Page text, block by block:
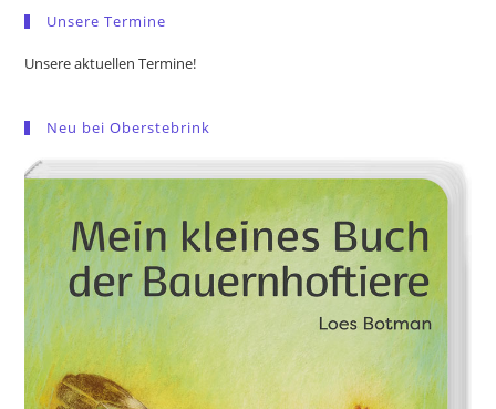
Unsere Termine
Unsere aktuellen Termine!
Neu bei Oberstebrink